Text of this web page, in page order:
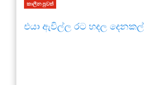
කාලීන පුවත්
එයා ඇවිල්ල රට හදල දෙනකල්